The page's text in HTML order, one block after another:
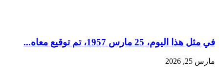
في مثل هذا اليوم، 25 مارس 1957، تم توقيع معاه...
مارس 25, 2026